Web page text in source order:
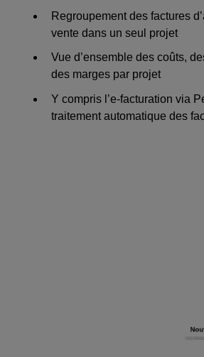
Regroupement des factures
vente dans un seul projet
Vue d’ensemble des coûts,
des marges par projet
Y compris l’e-facturation via
traitement automatique des